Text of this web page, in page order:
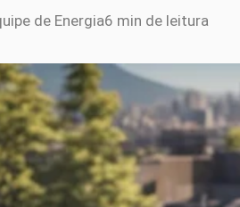
de Energia6 min de leitura